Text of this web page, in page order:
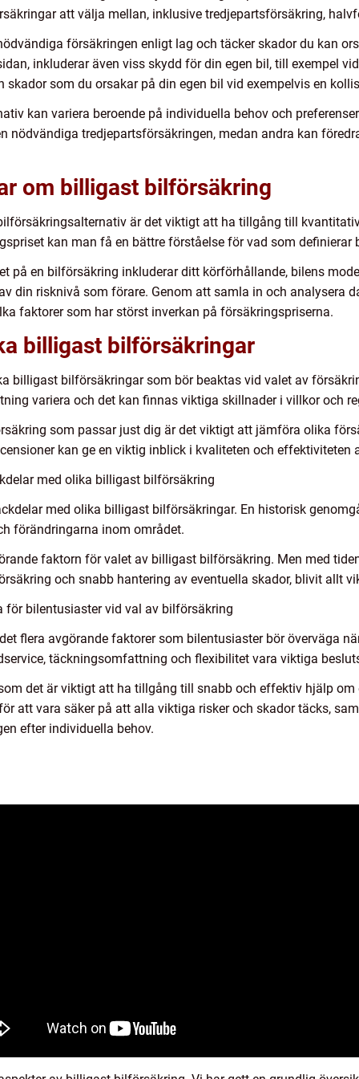
att välja mellan, inklusive tredjepartsförsäkring,
försäkringen enligt lag och täcker skador du kan
inkluderar även viss skydd för din egen bil, till exempel
som du orsakar på din egen bil vid exempelvis en
kan variera beroende på individuella behov och
nödvändiga tredjepartsförsäkringen, medan andra kan
om billigast bilförsäkring
är det viktigt att ha tillgång till
kan man få en bättre förståelse för vad som
på en bilförsäkring inkluderar ditt körförhållande, bilens
din risknivå som förare. Genom att samla in och analysera
faktorer som har störst inverkan på försäkringspriserna.
billigast bilförsäkringar
billigast bilförsäkringar som bör beaktas vid valet av
variera och det kan finnas viktiga skillnader i villkor och
som passar just dig är det viktigt att jämföra olika
kan ge en viktig inblick i kvaliteten och effektiviteten
med olika billigast bilförsäkring
med olika billigast bilförsäkringar. En historisk
förändringarna inom området.
faktorn för valet av billigast bilförsäkring. Men med
och snabb hantering av eventuella skador, blivit allt
för bilentusiaster vid val av bilförsäkring
flera avgörande faktorer som bilentusiaster bör överväga
täckningsomfattning och flexibilitet vara viktiga
det är viktigt att ha tillgång till snabb och effektiv hjälp
att vara säker på att alla viktiga risker och skador täcks,
efter individuella behov.